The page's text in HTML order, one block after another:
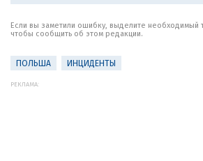
Если вы заметили ошибку, выделите необходимый
чтобы сообщить об этом редакции.
ПОЛЬША ИНЦИДЕНТЫ
РЕКЛАМА: